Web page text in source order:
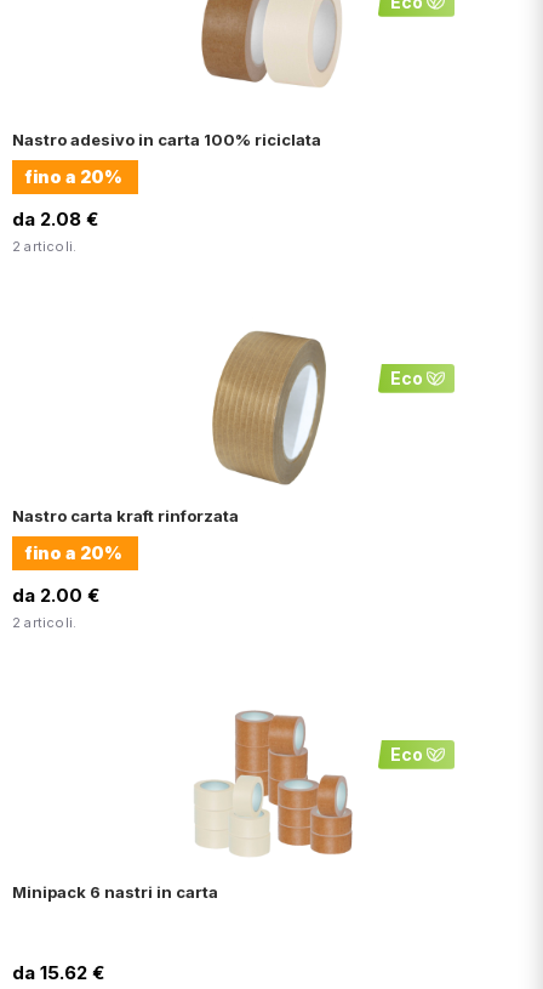
Nastro adesivo in carta 100% riciclata
fino a 20%
da 2.08 €
2 articoli.
Eco
Nastro carta kraft rinforzata
fino a 20%
da 2.00 €
2 articoli.
Eco
Minipack 6 nastri in carta
da 15.62 €